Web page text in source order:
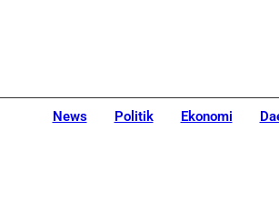
News Politik Ekonomi